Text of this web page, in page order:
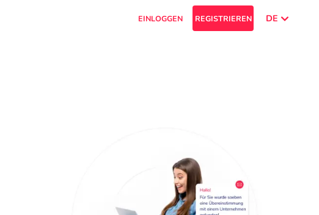
EINLOGGEN REGISTRIEREN DE